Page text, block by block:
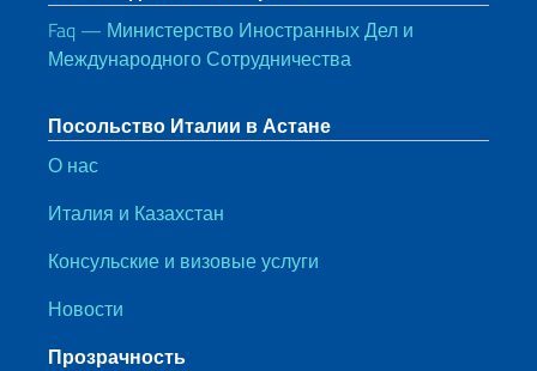
Faq — Министерство Иностранных Дел и
Международного Сотрудничества
Посольство Италии в Астане
О нас
Италия и Казахстан
Консульские и визовые услуги
Новости
Прозрачность